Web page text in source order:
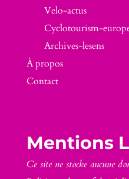
Velo-actus
Cyclotourism-
Archives-lesens
À propos
Contact
Mentions
Ce site ne stocke aucune